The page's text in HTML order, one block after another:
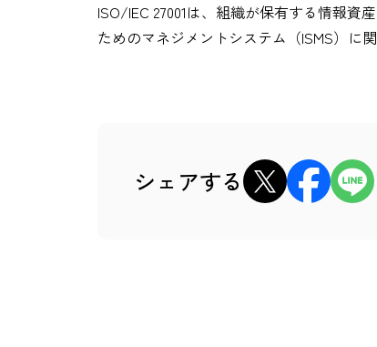
ISO/IEC 27001は、組織が保有する情報資
ためのマネジメントシステム（ISMS）に
シェアする xでシェアFacebookでシ
LINEで